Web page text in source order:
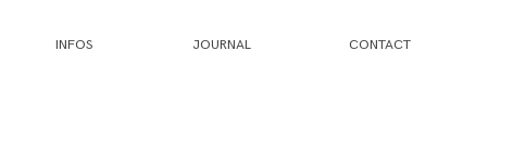
INFOS JOURNAL CONTACT